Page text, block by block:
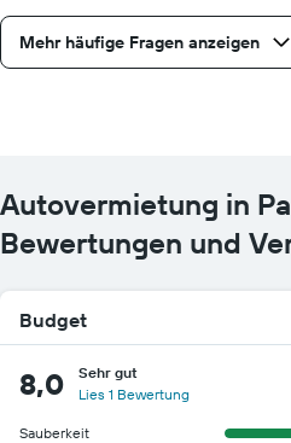
Mehr häufige Fragen anzeigen
Autovermietung in
Bewertungen und
Budget
8,0
Sehr gut
Lies 1 Bewertung
Sauberkeit